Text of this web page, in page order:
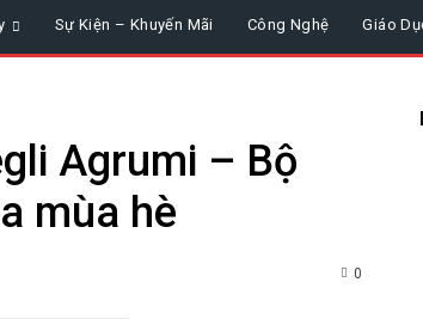
Sự Kiện – Khuyến Mãi Công Nghệ Giáo
Agrumi – Bộ
mùa hè
0